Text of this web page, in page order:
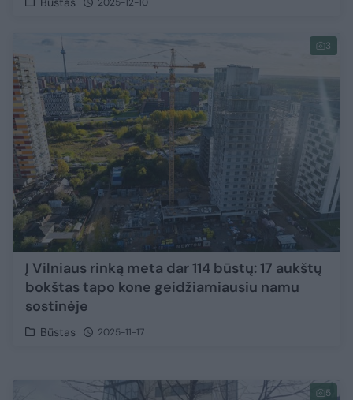
2025-12-10
3
Į Vilniaus rinką meta dar 114 būstų: 17 aukštų
bokštas tapo kone geidžiamiausiu namu
sostinėje
Būstas 2025-11-17
5